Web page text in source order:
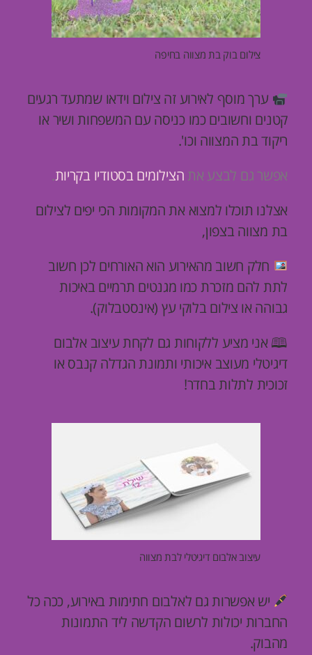
צילום בוק בת מצווה בחיפה
ערך מוסף לאירוע זה צילום וידאו שמתעד רגעים
קטנים וחשובים כמו כניסה עם המשפחות ושיר או
ריקוד בת המצווה וכו'.
אפשר גם לבצע את הצילומים בסטודיו בקריות.
אצלנו תוכלו למצוא את המקומות הכי יפים לצילום
בת מצווה בצפון,
חלק חשוב מהאירוע הוא האורחים לכן חשוב
לתת להם מזכרת כמו מגנטים תרמיים באיכות
גבוהה או צילום בלוקי עץ (אינסטבלוק).
🕮 אני מציע ללקוחות גם לקחת עיצוב אלבום
דיגיטלי מעוצב איכותי ותמונת הגדלה קנבס או
זכוכית לתלות בחדר!
עיצוב אלבום דיגיטלי לבת מצווה
יש אפשרות גם לאלבום חתימות באירוע, ככה כל
החברות יכולות לרשום הקדשה ליד התמונות
מהבוק.